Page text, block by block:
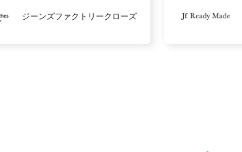
ジーンズファクトリークローズ